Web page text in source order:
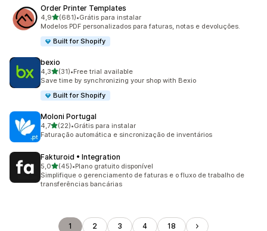
Order Printer Templates
4,9de 5 estrelas
(681)
681 avaliações ao todo
•Grátis para instalar
Modelos PDF personalizados para faturas, notas e devoluções.
Built for Shopify
bexio
4,3de 5 estrelas
(31)
31 avaliações ao todo
•Free trial available
Save time by synchronizing your shop with Bexio
Built for Shopify
Moloni Portugal
4,7de 5 estrelas
(22)
22 avaliações ao todo
•Grátis para instalar
Faturação automática e sincronização de inventários
Fakturoid • Integration
5,0de 5 estrelas
(45)
45 avaliações ao todo
•Plano gratuito disponível
Simplifique o gerenciamento de faturas e o fluxo de trabalho de
transferências bancárias
1 2 3 4 18